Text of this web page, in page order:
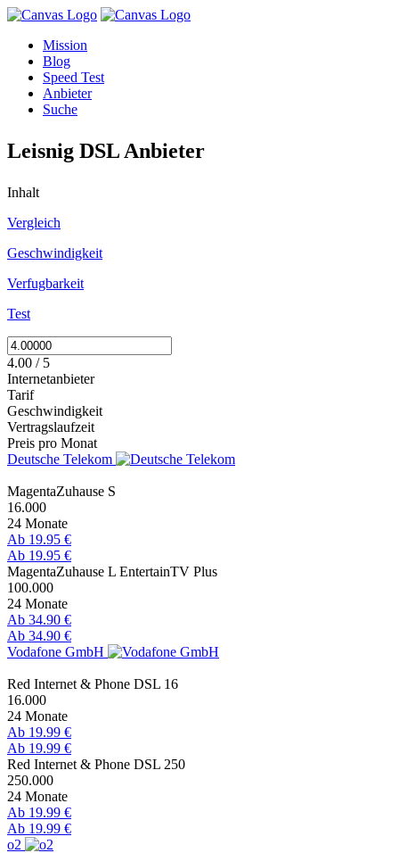
Mission
Blog
Speed Test
Anbieter
Suche
Leisnig DSL Anbieter
Inhalt
Vergleich
Geschwindigkeit
Verfugbarkeit
Test
4.00 / 5
Internetanbieter
Tarif
Geschwindigkeit
Vertragslaufzeit
Preis pro Monat
Deutsche Telekom
MagentaZuhause S
16.000
24 Monate
Ab 19.95 €
Ab 19.95 €
MagentaZuhause L EntertainTV Plus
100.000
24 Monate
Ab 34.90 €
Ab 34.90 €
Vodafone GmbH
Red Internet & Phone DSL 16
16.000
24 Monate
Ab 19.99 €
Ab 19.99 €
Red Internet & Phone DSL 250
250.000
24 Monate
Ab 19.99 €
Ab 19.99 €
o2